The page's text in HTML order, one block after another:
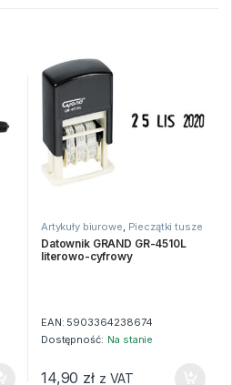
Artykuły biurowe, Pieczątki tusze
datowniki
Datownik GRAND GR-4510L
literowo-cyfrowy
EAN: 5903364238674
Dostępność: Na stanie
14,90 zł z VAT